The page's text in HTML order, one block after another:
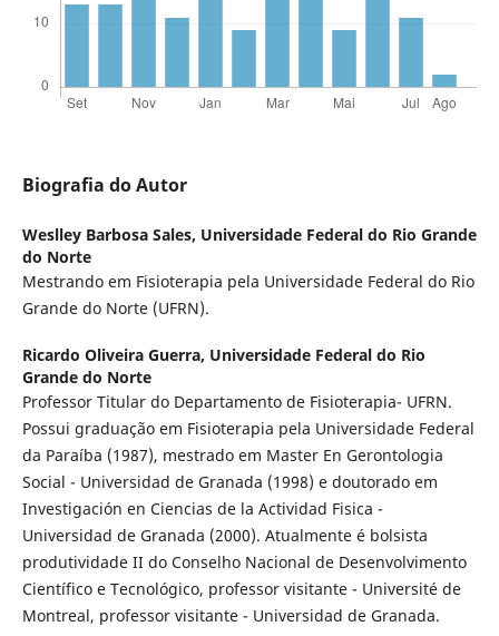
Biografia do Autor
Weslley Barbosa Sales, Universidade Federal do Rio Grande
do Norte
Mestrando em Fisioterapia pela Universidade Federal do Rio
Grande do Norte (UFRN).
Ricardo Oliveira Guerra, Universidade Federal do Rio
Grande do Norte
Professor Titular do Departamento de Fisioterapia- UFRN.
Possui graduação em Fisioterapia pela Universidade Federal
da Paraíba (1987), mestrado em Master En Gerontologia
Social - Universidad de Granada (1998) e doutorado em
Investigación en Ciencias de la Actividad Fisica -
Universidad de Granada (2000). Atualmente é bolsista
produtividade II do Conselho Nacional de Desenvolvimento
Científico e Tecnológico, professor visitante - Université de
Montreal, professor visitante - Universidad de Granada.